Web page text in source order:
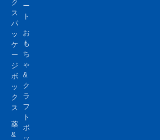
ク
ス
パ
ッ
ケ
ー
ジ
ボ
ッ
ク
ス
薬
&
ー
ト
お
も
ち
ゃ
&
ク
ラ
フ
ト
ボ
ッ